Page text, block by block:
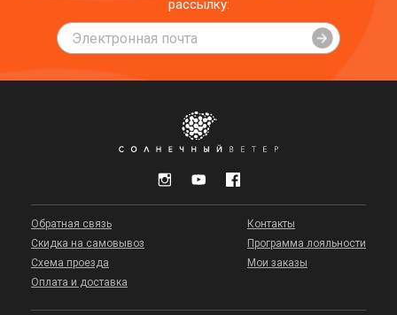
рассылку:
Обратная связь
Скидка на самовывоз
Схема проезда
Оплата и доставка
Контакты
Программа лояльности
Мои заказы